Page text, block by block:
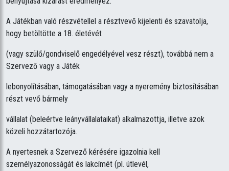
A Játékban való részvétellel a résztvevő kijelenti és szavatolja,
hogy betöltötte a 18. életévét
(vagy szülő/gondviselő engedélyével vesz részt), továbbá nem a
Szervező vagy a Játék
lebonyolításában, támogatásában vagy a nyeremény biztosításában
részt vevő bármely
vállalat (beleértve leányvállalataikat) alkalmazottja, illetve azok
közeli hozzátartozója.
A nyertesnek a Szervező kérésére igazolnia kell
személyazonosságát és lakcímét (pl. útlevél,